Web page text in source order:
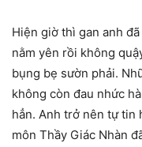
Hiện giờ thì gan anh
nằm yên rồi không
bụng bẹ sườn phải.
không còn đau nhức
hẳn. Anh trở nên tự tin
môn Thầy Giác Nhàn